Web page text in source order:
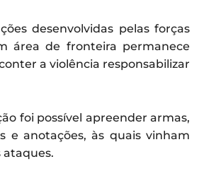
desenvolvidas pelas forças
área de fronteira permanece
a violência responsabilizar
foi possível apreender armas,
e anotações, às quais vinham